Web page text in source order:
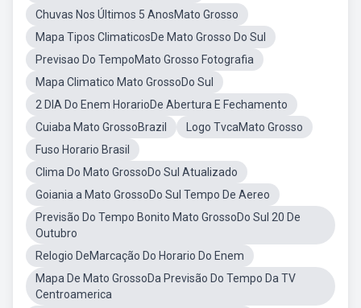
Chuvas Nos Últimos 5 AnosMato Grosso
Mapa Tipos ClimaticosDe Mato Grosso Do Sul
Previsao Do TempoMato Grosso Fotografia
Mapa Climatico Mato GrossoDo Sul
2 DIA Do Enem HorarioDe Abertura E Fechamento
Cuiaba Mato GrossoBrazil
Logo TvcaMato Grosso
Fuso Horario Brasil
Clima Do Mato GrossoDo Sul Atualizado
Goiania a Mato GrossoDo Sul Tempo De Aereo
Previsão Do Tempo Bonito Mato GrossoDo Sul 20 De
Outubro
Relogio DeMarcação Do Horario Do Enem
Mapa De Mato GrossoDa Previsão Do Tempo Da TV
Centroamerica